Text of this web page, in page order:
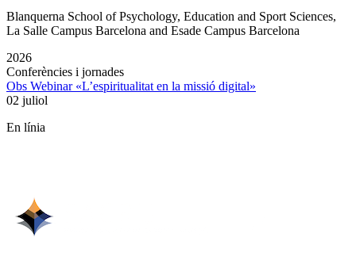
Blanquerna School of Psychology, Education and Sport Sciences,
La Salle Campus Barcelona and Esade Campus Barcelona
2026
Conferències i jornades
Obs Webinar «L’espiritualitat en la missió digital»
02 juliol
En línia